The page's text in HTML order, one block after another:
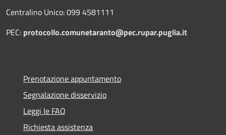
Centralino Unico: 099 4581111
PEC: protocollo.comunetaranto@pec.rupar.puglia.it
Prenotazione appuntamento
Segnalazione disservizio
Leggi le FAQ
Richiesta assistenza